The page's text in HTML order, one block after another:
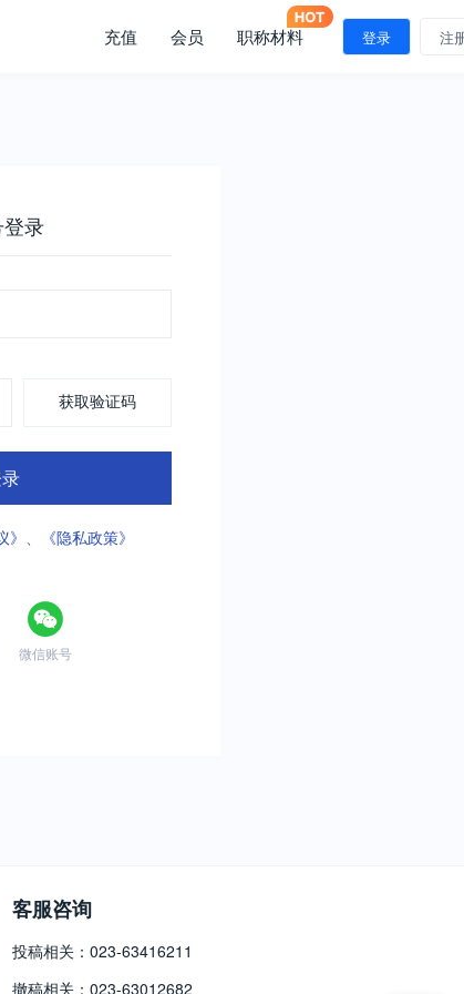
充值 会员 职称材料 登录 注
录
获取验证码
、 《隐私政策》
微信账号
客服咨询
投稿相关：023-63416211
撤稿相关：023-63012682